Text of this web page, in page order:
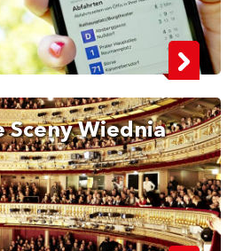
Sceny Wiednia